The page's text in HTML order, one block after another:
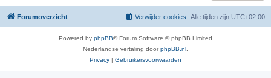
Forumoverzicht Alle tijden zijn UTC+02:00
Verwijder cookies
Powered by phpBB® Forum Software © phpBB Limited
Nederlandse vertaling doorphpBB.nl
Privacy | Gebruikersvoorwaarden